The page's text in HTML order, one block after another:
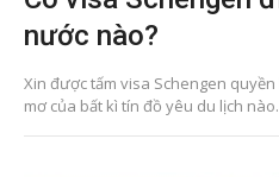
nước nào?
Xin được tấm visa Schengen
mơ của bất kì tín đồ yêu du lịch